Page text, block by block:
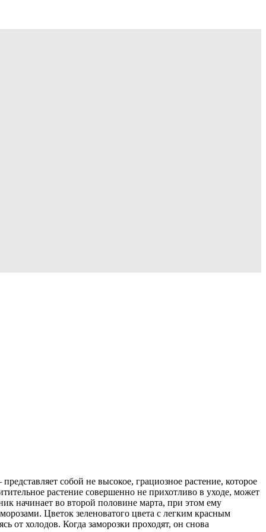
собой не высокое, грациозное растение, которое
растение совершенно не прихотливо в уходе, может
начинает во второй половине марта, при этом ему
Цветок зеленоватого цвета с легким красным
от холодов. Когда заморозки проходят, он снова